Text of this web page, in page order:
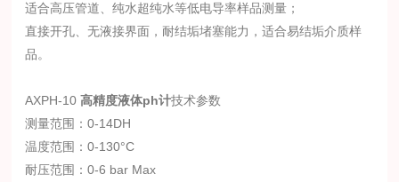
适合高压管道、纯水超纯水等低电导率样品测量；
直接开孔、无液接界面，耐结垢堵塞能力，适合易结垢介质样
品。
AXPH-10高精度液体ph计技术参数
测量范围：0-14DH
温度范围：0-130°C
耐压范围：0-6 bar Max